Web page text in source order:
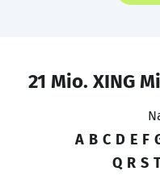
21 Mio. XING
A B C D E F
Q R S